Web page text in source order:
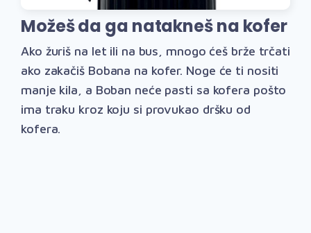
Možeš da ga natakneš na kofer
Ako žuriš na let ili na bus, mnogo ćeš brže trčati
ako zakačiš Bobana na kofer. Noge će ti nositi
manje kila, a Boban neće pasti sa kofera pošto
ima traku kroz koju si provukao dršku od
kofera.